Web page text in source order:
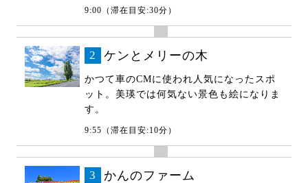
9:00（滞在目安:30分）
2 ケンとメリーの木
かつて車のCMに使われ人気になったスポ
ット。美瑛では何気ない景色も絵になりま
す。
9:55（滞在目安:10分）
3 かんのファーム